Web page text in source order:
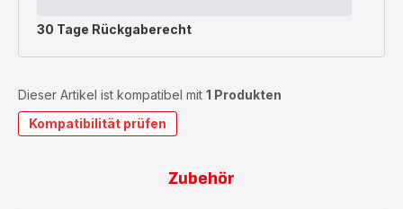
30 Tage Rückgaberecht
Dieser Artikel ist kompatibel mit 1 Produkten
Kompatibilität prüfen
Zubehör